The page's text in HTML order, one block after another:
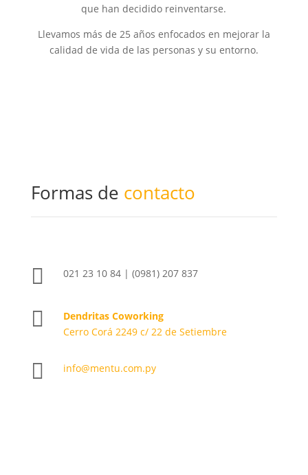
que han decidido reinventarse.
Llevamos más de 25 años enfocados en mejorar la
calidad de vida de las personas y su entorno.
Formas de contacto
 021 23 10 84 | (0981) 207 837

Dendritas Coworking
Cerro Corá 2249 c/ 22 de Setiembre
 info@mentu.com.py